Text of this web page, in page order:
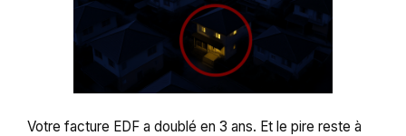
Votre facture EDF a doublé en 3 ans. Et le pire reste à